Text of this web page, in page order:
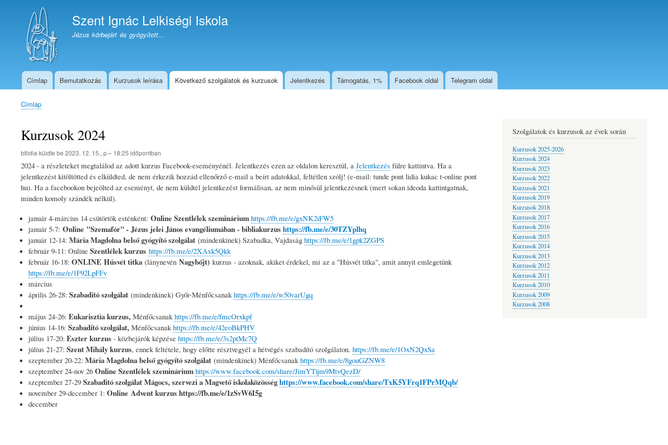
Szent Ignác Lelkiségi Iskola
Jézus körbejárt és gyógyított…
Telegram
Címlap Bemutatkozás Kurzusok leírása Következő szolgálatok és kurzusok Jelentkezés Támogatás, 1% Facebook oldal Telegram oldal
Morzsa
Címlap
Kurzusok 2024
btlidia küldte be 2023. 12. 15., p – 18:25 időpontban
2024 - a részleteket megtalálod az adott kurzus Facebook-eseményénél. Jelentkezés ezen az oldalon keresztül, a Jelentkezés fülre kattintva. Ha a
jelentkezést kitöltötted és elküldted, de nem érkezik hozzád ellenőrző e-mail a beírt adatokkal, feltétlen szólj! (e-mail: tunde pont lidia kukac t-online pont
hu). Ha a facebookon bejeölted az eseményt, de nem küldtél jelentkezést formálisan, az nem minősül jelentkezésnek (mert sokan ideoda kattintgatnak,
minden komoly szándék nélkül).
január 4-március 14 csütörtök esténként: Online Szentlélek szeminárium https://fb.me/e/gxNK2iFW5
január 5-7: Online "Szemafór" - Jézus jelei János evangéliumában - bibliakurzushttps://fb.me/e/30TZYplhq
január 12-14: Mária Magdolna belső gyógyító szolgálat (mindenkinek) Szabadka, Vajdaság https://fb.me/e/1gpk2ZGPS
február 9-11: Online Szentlélek kurzus https://fb.me/e/2XAxk5Qkk
február 16-18: ONLINE Húsvét titka (lánynevén Nagybőjt) kurzus - azoknak, akiket érdekel, mi az a "Húsvét titka", amit annyit emlegetünk
https://fb.me/e/1F92LpFFv
március
április 26-28: Szabaditó szolgálat (mindenkinek) Győr-Ménfőcsanak https://fb.me/e/w50varUgq
május 24-26: Eukarisztia kurzus, Ménfőcsanakhttps://fb.me/e/fmcOrxkpf
június 14-16: Szabadító szolgálat, Ménfőcsanakhttps://fb.me/e/42eoBkPHV
július 17-20: Eszter kurzus - közbejárók képzése https://fb.me/e/3s2ptMc7Q
július 21-27: Szent Mihály kurzus, ennek feltétele, hogy előtte résztvegyél a hétvégés szabadító szolgálaton. https://fb.me/e/1OxN2QxSa
szeptember 20-22: Mária Magdolna belső gyógyító szolgálat (mindenkinek) Ménfőcsanakhttps://fb.me/e/8gouGZNW8
szeptember 24-nov 26 Online Szentlélek szeminárium https://www.facebook.com/share/JimYTijm9MtvQezD/
szeptember 27-29 Szabaditó szolgálat Mágocs, szervezi a Magvető iskolaközösséghttps://www.facebook.com/share/TxK5YFrq1FPrMQqb/
november 29-december 1: Online Advent kurzus https://fb.me/e/1zSvW6I5g
december
Szolgálatok és kurzusok az évek során
Kurzusok 2025-2026
Kurzusok 2024
Kurzusok 2023
Kurzusok 2022
Kurzusok 2021
Kurzusok 2019
Kurzusok 2018
Kurzusok 2017
Kurzusok 2016
Kurzusok 2015
Kurzusok 2014
Kurzusok 2013
Kurzusok 2012
Kurzusok 2011
Kurzusok 2010
Kurzusok 2009
Kurzusok 2008